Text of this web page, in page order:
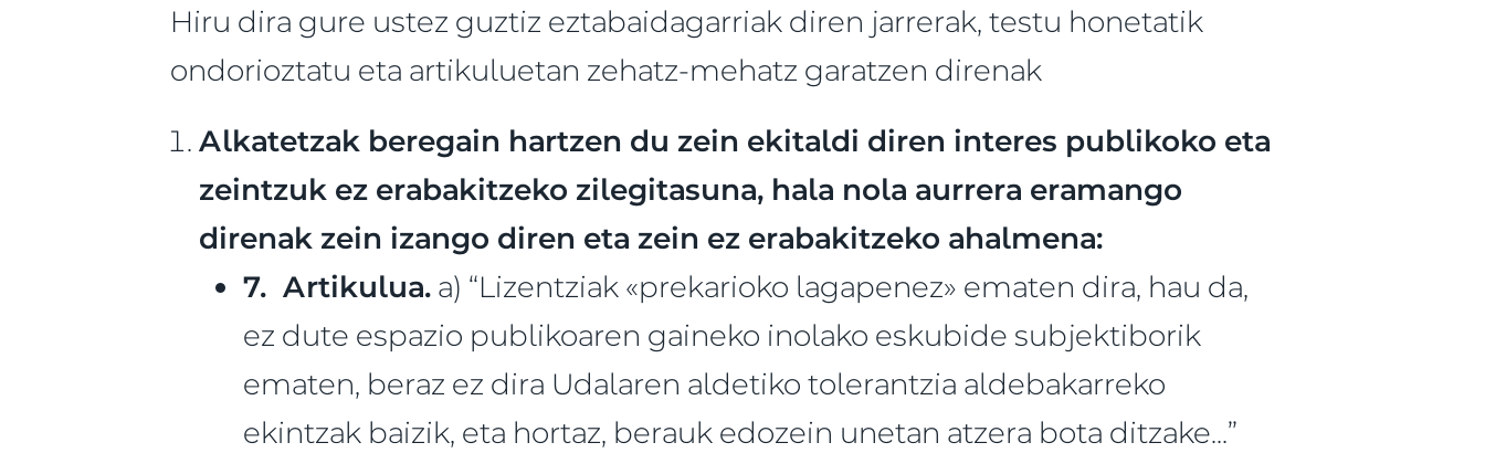
Hiru dira gure ustez guztiz eztabaidagarriak diren jarrerak, testu honetatik
ondorioztatu eta artikuluetan zehatz-mehatz garatzen direnak
Alkatetzak beregain hartzen du zein ekitaldi diren interes publikoko eta
zeintzuk ez erabakitzeko zilegitasuna, hala nola aurrera eramango
direnak zein izango diren eta zein ez erabakitzeko ahalmena:
7. Artikulua. a) “Lizentziak «prekarioko lagapenez» ematen dira, hau da,
ez dute espazio publikoaren gaineko inolako eskubide subjektiborik
ematen, beraz ez dira Udalaren aldetiko tolerantzia aldebakarreko
ekintzak baizik, eta hortaz, berauk edozein unetan atzera bota ditzake...”